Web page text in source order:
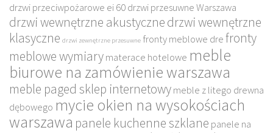
drzwi przeciwpożarowe ei 60drzwi przesuwne Warszawa
drzwi wewnętrzne akustycznedrzwi wewnętrzne
klasyczne drzwi zewnętrzne przesuwne fronty meblowe drefronty
meblowe wymiarymaterace hotelowe meble
biurowe na zamówienie warszawa
meble paged sklep internetowymeble z litego drewna
dębowego mycie okien na wysokościach
warszawa panele kuchenne szklane panele na